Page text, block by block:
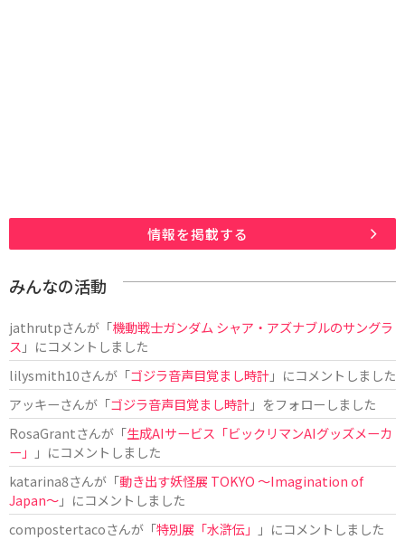
情報を掲載する
みんなの活動
jathrutpさんが「機動戦士ガンダム シャア・アズナブルのサングラ
ス 」にコメントしました
lilysmith10さんが「ゴジラ音声目覚まし時計」にコメントしました
アッキーさんが「ゴジラ音声目覚まし時計」をフォローしました
RosaGrantさんが「生成AIサービス「ビックリマンAIグッズメーカ
ー」
」にコメントしました
katarina8さんが「動き出す妖怪展 TOKYO 〜Imagination of
Japan〜」にコメントしました
compostertacoさんが「特別展「水滸伝」
」にコメントしました